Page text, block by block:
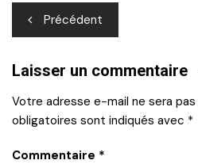
Navigation
de
l’article
Précédent
Laisser un commentaire
Votre adresse e-mail ne sera pas
obligatoires sont indiqués avec *
Commentaire *